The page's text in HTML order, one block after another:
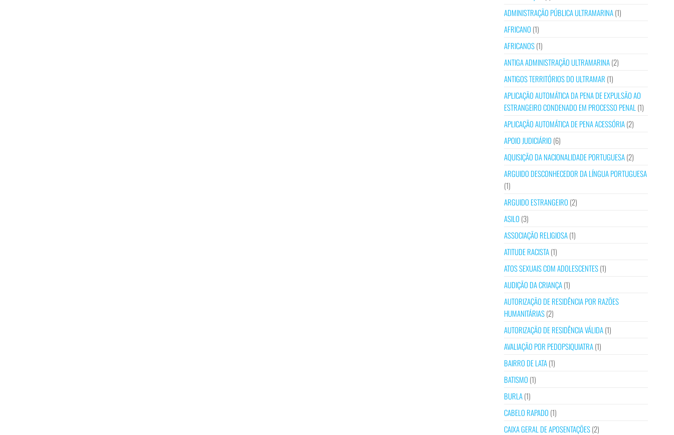
ADMINISTRAÇÃO PÚBLICA ULTRAMARINA(1)
AFRICANO (1)
AFRICANOS(1)
ANTIGA ADMINISTRAÇÃO ULTRAMARINA(2)
ANTIGOS TERRITÓRIOS DO ULTRAMAR (1)
APLICAÇÃO AUTOMÁTICA DA PENA DE EXPULSÃO AO
ESTRANGEIRO CONDENADO EM PROCESSO PENAL (1)
APLICAÇÃO AUTOMÁTICA DE PENA ACESSÓRIA(2)
APOIO JUDICIÁRIO (6)
AQUISIÇÃO DA NACIONALIDADE PORTUGUESA(2)
ARGUIDO DESCONHECEDOR DA LÍNGUA PORTUGUESA
(1)
ARGUIDO ESTRANGEIRO (2)
ASILO (3)
ASSOCIAÇÃO RELIGIOSA(1)
ATITUDE RACISTA(1)
ATOS SEXUAIS COM ADOLESCENTES(1)
AUDIÇÃO DA CRIANÇA(1)
AUTORIZAÇÃO DE RESIDÊNCIA POR RAZÕES
HUMANITÁRIAS(2)
AUTORIZAÇÃO DE RESIDÊNCIA VÁLIDA(1)
AVALIAÇÃO POR PEDOPSIQUIATRA(1)
BAIRRO DE LATA(1)
BATISMO (1)
BURLA(1)
CABELO RAPADO (1)
CAIXA GERAL DE APOSENTAÇÕES(2)